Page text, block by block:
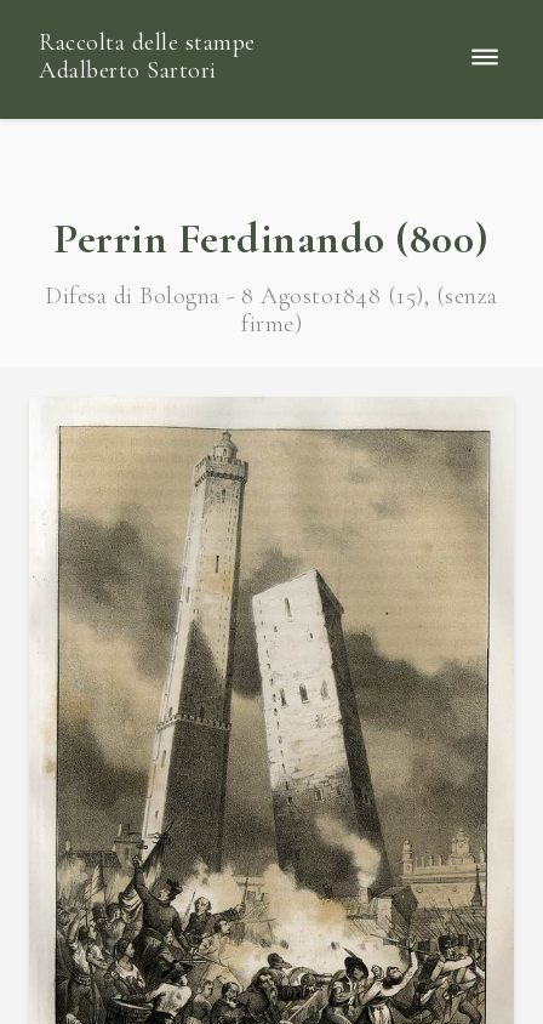
Raccolta delle stampe
Adalberto Sartori
Perrin Ferdinando (800)
Difesa di Bologna - 8 Agosto1848 (15), (senza
firme)